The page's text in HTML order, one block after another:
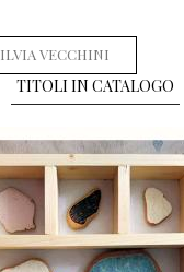
VECCHINI
TITOLI IN CATALOGO